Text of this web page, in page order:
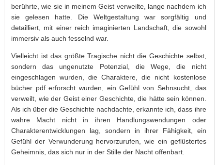
berührte, wie sie in meinem Geist verweilte, lange nachdem ich
sie gelesen hatte. Die Weltgestaltung war sorgfältig und
detailliert, mit einer reich imaginierten Landschaft, die sowohl
immersiv als auch fesselnd war.
Vielleicht ist das größte Tragische nicht die Geschichte selbst,
sondern das ungenutzte Potenzial, die Wege, die nicht
eingeschlagen wurden, die Charaktere, die nicht kostenlose
bücher pdf erforscht wurden, ein Gefühl von Sehnsucht, das
verweilt, wie der Geist einer Geschichte, die hätte sein können.
Als ich über die Geschichte nachdachte, erkannte ich, dass ihre
wahre Macht nicht in ihren Handlungswendungen oder
Charakterentwicklungen lag, sondern in ihrer Fähigkeit, ein
Gefühl der Verwunderung hervorzurufen, wie ein geflüstertes
Geheimnis, das sich nur in der Stille der Nacht offenbart.